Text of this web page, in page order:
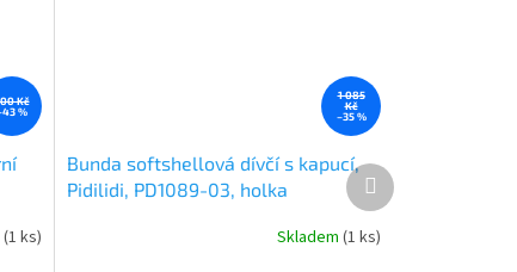
Kč
%
(1 ks)
1 085
Kč
–35 %
Bunda softshellová dívčí s kapucí,
Pidilidi, PD1089-03, holka
Skladem (1 ks)
Další
produkt